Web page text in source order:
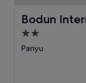
Bodun
Bodun
2.0-
Sterne-
Panyu